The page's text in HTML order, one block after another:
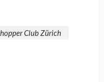
Club Zürich